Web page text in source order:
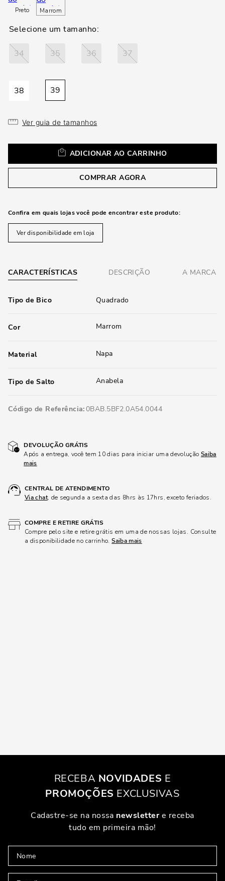
Preto Marrom
34 35 36 37
38 39
Ver guia de tamanhos
ADICIONAR AO CARRINHO
COMPRAR AGORA
Confira em quais lojas você pode encontrar este produto:
Ver disponibilidade em loja
CARACTERÍSTICAS DESCRIÇÃO A MARCA
Tipo de Bico Quadrado
Cor Marrom
Material Napa
Tipo de Salto Anabela
Código de Referência 0BAB.5BF2.0A54.0044
DEVOLUÇÃO GRÁTIS
Após a entrega, você tem 10 dias para iniciar uma devolução Saiba
mais
CENTRAL DE ATENDIMENTO
Via chat, de segunda a sexta das 8hrs às 17hrs, exceto feriados.
COMPRE E RETIRE GRÁTIS
Compre pelo site e retire grátis em uma de nossas lojas. Consulte
a disponibilidade no carrinho.Saiba mais
RECEBA NOVIDADES E
PROMOÇÕES EXCLUSIVAS
Cadastre-se na nossa newslettere receba
tudo em primeira mão!